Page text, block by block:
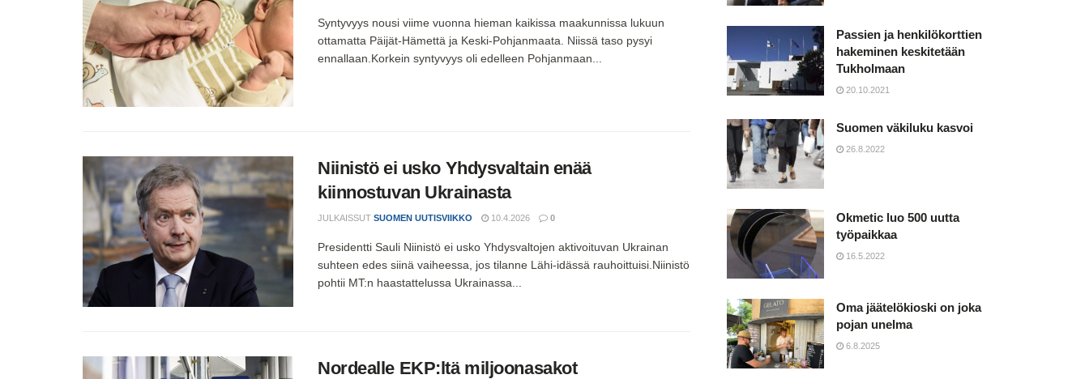
Syntyvyys nousi viime vuonna hieman kaikissa maakunnissa lukuun
ottamatta Päijät-Hämettä ja Keski-Pohjanmaata. Niissä taso pysyi
ennallaan.Korkein syntyvyys oli edelleen Pohjanmaan...
Niinistö ei usko Yhdysvaltain enää
kiinnostuvan Ukrainasta
JULKAISSUT SUOMEN UUTISVIIKKO 10.4.2026 0
Presidentti Sauli Niinistö ei usko Yhdysvaltojen aktivoituvan Ukrainan
suhteen edes siinä vaiheessa, jos tilanne Lähi-idässä rauhoittuisi.Niinistö
pohtii MT:n haastattelussa Ukrainassa...
Nordealle EKP:ltä miljoonasakot
Passien ja henkilökorttien
hakeminen keskitetään
Tukholmaan
20.10.2021
Suomen väkiluku kasvoi
26.8.2022
Okmetic luo 500 uutta
työpaikkaa
16.5.2022
Oma jäätelökioski on joka
pojan unelma
6.8.2025